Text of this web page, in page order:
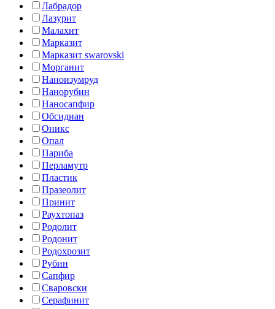
Лабрадор
Лазурит
Малахит
Марказит
Марказит swarovski
Морганит
Наноизумруд
Нанорубин
Наносапфир
Обсидиан
Оникс
Опал
Париба
Перламутр
Пластик
Празеолит
Принит
Раухтопаз
Родолит
Родонит
Родохрозит
Рубин
Сапфир
Сваровски
Серафинит